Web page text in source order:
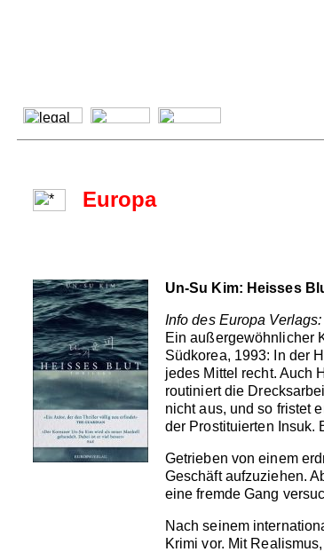
Europa
Un-Su Kim: Heisses
Info des Europa Verlags:
Ein außergewöhnlicher
Südkorea, 1993: In der
jedes Mittel recht. Auch
routiniert die
nicht aus, und so fristet
der Prostituierten Insuk.
Getrieben von einem
Geschäft aufzuziehen.
eine fremde Gang
Nach seinem
Krimi vor. Mit